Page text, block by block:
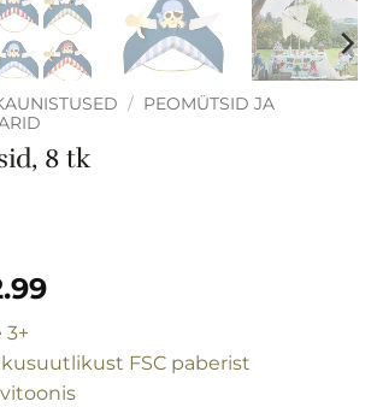
/ PEOMÜTSID JA
8 tk
Praegune
€12.99.
3+
FSC paberist